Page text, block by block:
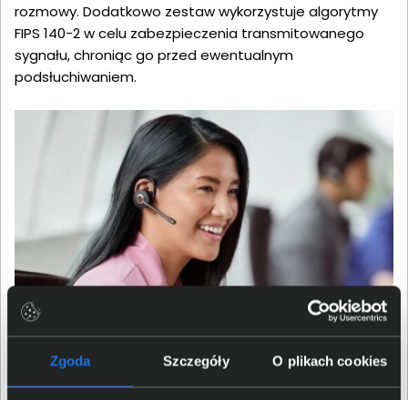
Zgoda Szczegóły O plikach cookies
rozmowy. Dodatkowo zestaw wykorzystuje algorytmy
FIPS 140-2 w celu zabezpieczenia transmitowanego
sygnału, chroniąc go przed ewentualnym
podsłuchiwaniem.
Dbałość o zdrowy słuch